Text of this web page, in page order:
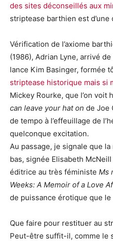
des sites déconseillés aux
striptease barthien est d’une
Vérification de l’axiome
(1986), Adrian Lyne, arrivé
lance Kim Basinger, formée
striptease historique mais si
Mickey Rourke, que l’on voit
can leave your hat on de Joe
de tempo à l’effeuillage de
quelconque excitation.
Au passage, je signale que
bas, signée Elisabeth
éditrice au très féministe Ms
Weeks: A Memoir of a Love
de puissance érotique que
Que faire pour restituer au
Peut-être suffit-il, comme le